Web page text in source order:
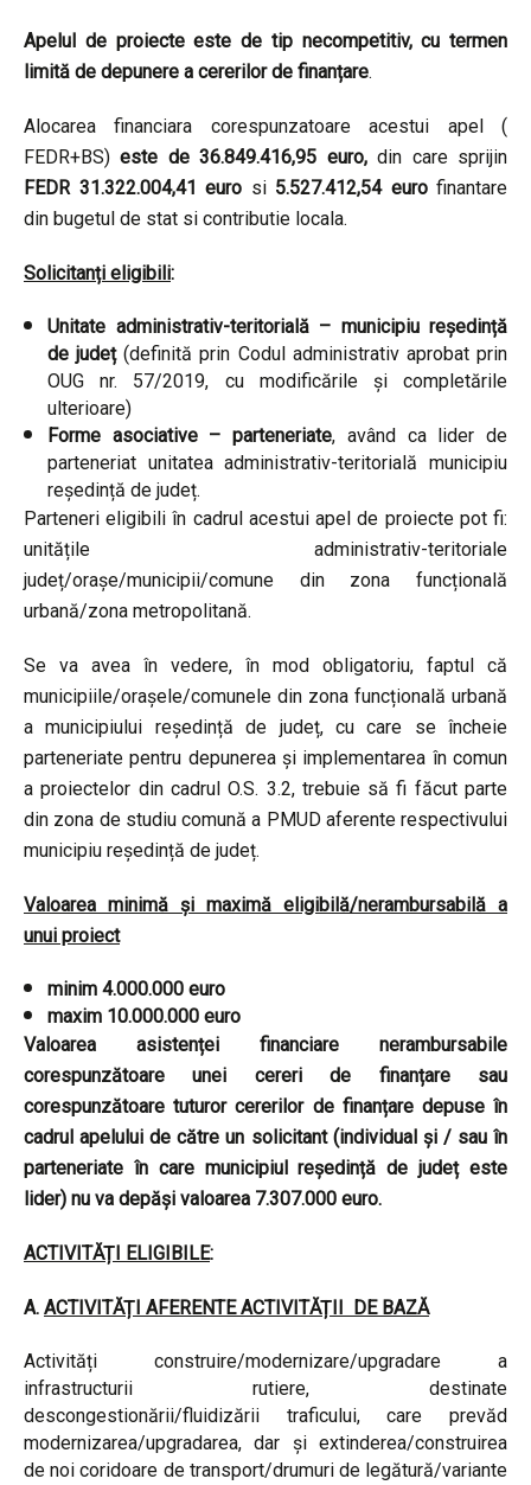
Apelul de proiecte este de tip necompetitiv, cu termen
limită de depunere a cererilor de finanțare.
Alocarea financiara corespunzatoare acestui apel (
FEDR+BS)este de 36.849.416,95 euro,din care sprijin
FEDR 31.322.004,41 euro si 5.527.412,54 eurofinantare
din bugetul de stat si contributie locala.
Solicitanți eligibili:
Unitate administrativ-teritorială – municipiu reședință
de județ(definită prin Codul administrativ aprobat prin
OUG nr. 57/2019, cu modificările și completările
ulterioare)
Forme asociative – parteneriate, având ca lider de
parteneriat unitatea administrativ-teritorială municipiu
reședință de județ.
Parteneri eligibili în cadrul acestui apel de proiecte pot fi:
unitățile administrativ-teritoriale
județ/orașe/municipii/comune din zona funcțională
urbană/zona metropolitană.
Se va avea în vedere, în mod obligatoriu, faptul că
municipiile/orașele/comunele din zona funcțională urbană
a municipiului reședință de județ, cu care se încheie
parteneriate pentru depunerea şi implementarea în comun
a proiectelor din cadrul O.S. 3.2, trebuie să fi făcut parte
din zona de studiu comună a PMUD aferente respectivului
municipiu reședință de județ.
Valoarea minimă și maximă eligibilă/nerambursabilă a
unui proiect
minim 4.000.000 euro
maxim 10.000.000 euro
Valoarea asistenței financiare nerambursabile
corespunzătoare unei cereri de finanțare sau
corespunzătoare tuturor cererilor de finanțare depuse în
cadrul apelului de către un solicitant (individual și / sau în
parteneriate în care municipiul reședință de județ este
lider) nu va depăși valoarea 7.307.000 euro.
ACTIVITĂȚI ELIGIBILE:
A. ACTIVITĂȚI AFERENTE ACTIVITĂȚII DE BAZĂ
Activități construire/modernizare/upgradare a
infrastructurii rutiere, destinate
descongestionării/fluidizării traficului, care prevăd
modernizarea/upgradarea, dar și extinderea/construirea
de noi coridoare de transport/drumuri de legătură/variante